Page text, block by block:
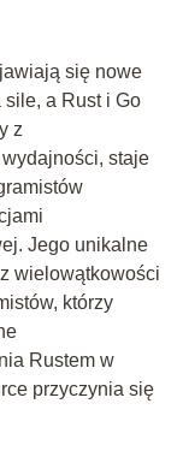
się nowe
a Rust i Go
z
staje
Jego unikalne
wielowątkowości
którzy
Rustem w
przyczynia się